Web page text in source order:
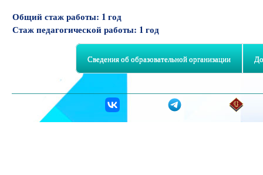
Общий стаж работы: 1 год
Стаж педагогической работы: 1 год
Сведения об образовательной организации